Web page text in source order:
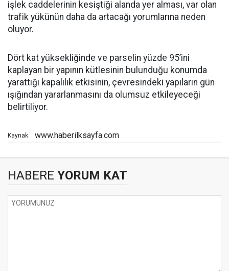
işlek caddelerinin kesiştiği alanda yer alması, var olan
trafik yükünün daha da artacağı yorumlarına neden
oluyor.
Dört kat yüksekliğinde ve parselin yüzde 95’ini
kaplayan bir yapının kütlesinin bulunduğu konumda
yarattığı kapalılık etkisinin, çevresindeki yapıların gün
ışığından yararlanmasını da olumsuz etkileyeceği
belirtiliyor.
Kaynak: www.haberilksayfa.com
HABERE YORUM KAT